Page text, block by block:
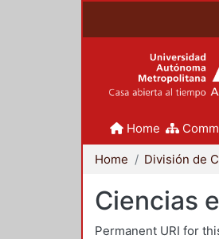
Home
Home
Ciencias
Permanent URI for